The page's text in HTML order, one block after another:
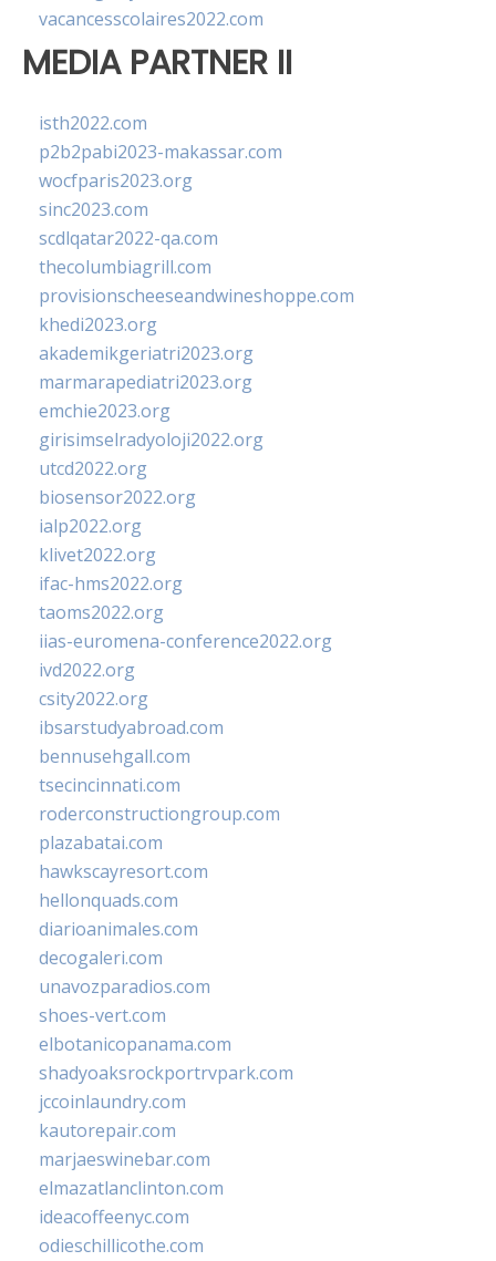
vacancesscolaires2022.com
MEDIA PARTNER II
isth2022.com
p2b2pabi2023-makassar.com
wocfparis2023.org
sinc2023.com
scdlqatar2022-qa.com
thecolumbiagrill.com
provisionscheeseandwineshoppe.com
khedi2023.org
akademikgeriatri2023.org
marmarapediatri2023.org
emchie2023.org
girisimselradyoloji2022.org
utcd2022.org
biosensor2022.org
ialp2022.org
klivet2022.org
ifac-hms2022.org
taoms2022.org
iias-euromena-conference2022.org
ivd2022.org
csity2022.org
ibsarstudyabroad.com
bennusehgall.com
tsecincinnati.com
roderconstructiongroup.com
plazabatai.com
hawkscayresort.com
hellonquads.com
diarioanimales.com
decogaleri.com
unavozparadios.com
shoes-vert.com
elbotanicopanama.com
shadyoaksrockportrvpark.com
jccoinlaundry.com
kautorepair.com
marjaeswinebar.com
elmazatlanclinton.com
ideacoffeenyc.com
odieschillicothe.com